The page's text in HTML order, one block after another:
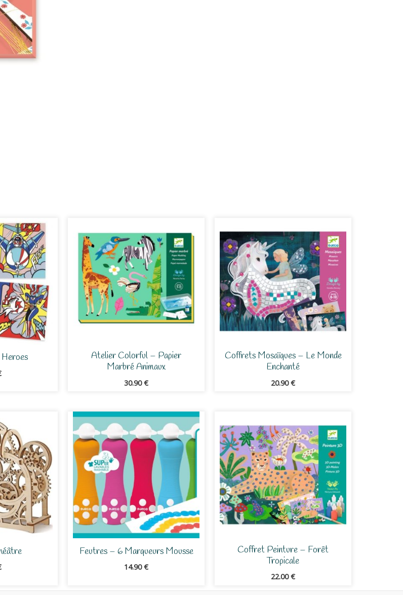
Atelier Colorful – Papier
Marbré Animaux
30.90€
Coffrets Mosaïques – Le Monde
Enchanté
20.90€
Feutres – 6 Marqueurs Mousse
14.90€
Coffret Peinture – Forêt
Tropicale
22.00€